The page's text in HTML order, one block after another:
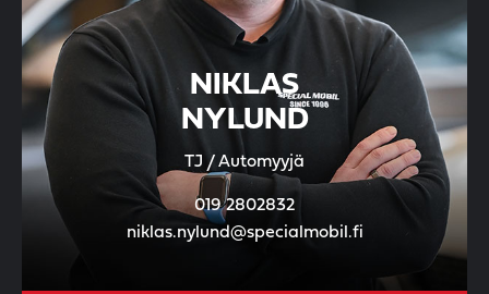
NIKLAS
NYLUND
TJ / Automyyjä
019 2802832
niklas.nylund@specialmobil.fi